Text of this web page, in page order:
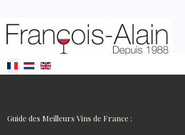
Guide des Meilleurs Vins de France :